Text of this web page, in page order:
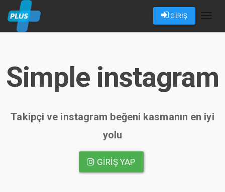
GİRİŞ
Simple instagram
Takipçi ve instagram beğeni kasmanın en iyi
yolu
GIRIŞ YAP